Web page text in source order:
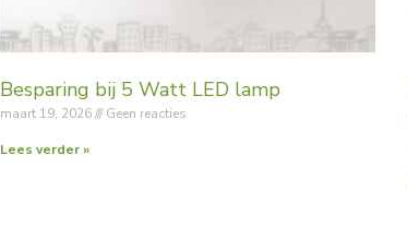
Besparing bij 5 Watt LED lamp
maart 19, 2026 Geen reacties
Lees verder »